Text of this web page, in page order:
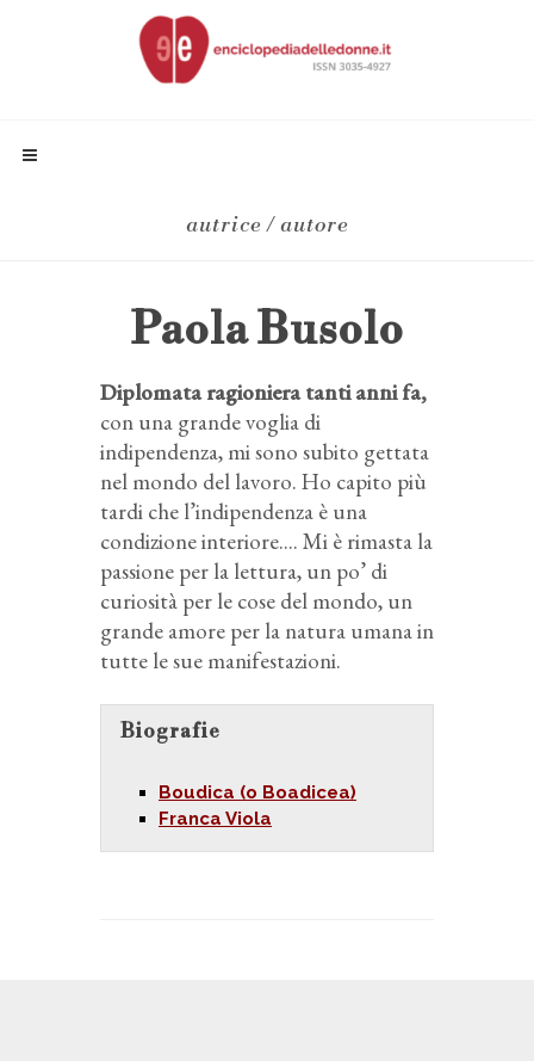
autrice / autore
Paola Busolo
Diplomata ragioniera tanti anni fa,
con una grande voglia di
indipendenza, mi sono subito gettata
nel mondo del lavoro. Ho capito più
tardi che l’indipendenza è una
condizione interiore.... Mi è rimasta la
passione per la lettura, un po’ di
curiosità per le cose del mondo, un
grande amore per la natura umana in
tutte le sue manifestazioni.
Biografie
Boudica (o Boadicea)
Franca Viola